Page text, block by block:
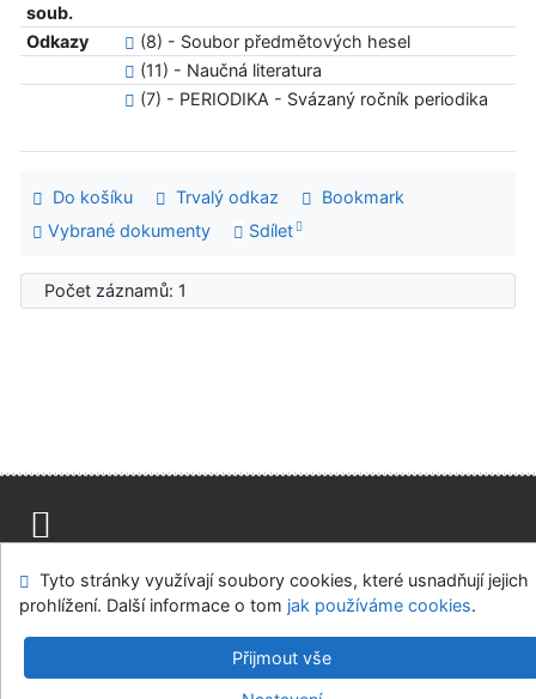
soub.
Odkazy
(8) - Soubor předmětových hesel
(11) - Naučná literatura
(7) - PERIODIKA - Svázaný ročník periodika
Do košíku Trvalý odkaz
Bookmark
Vybrané dokumenty
Sdílet
Počet záznamů: 1
Modul OpenSearch
Napište nám Nastavení cookies
Univerzitní knihovna - Univerzita Hradec Králové
v.4.8.63a - Cosmotron Bohemia, s.r.o.
Tyto stránky využívají soubory cookies, které usnadňují jejich
prohlížení. Další informace o tom jak používáme cookies.
Přijmout vše